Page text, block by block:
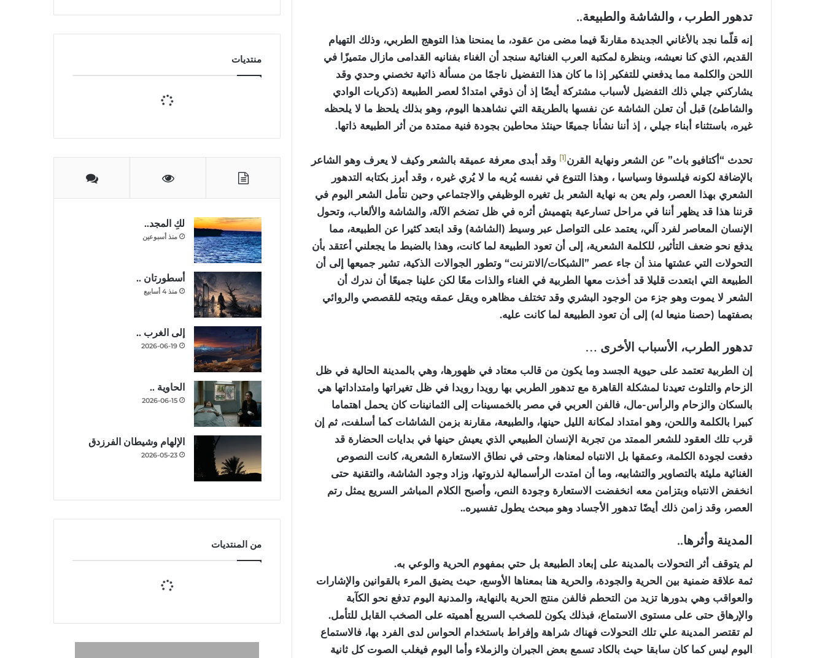
تدهور الطرب ، والشاشة والطبيعة..
إنه قلّما نجد بالأغاني الجديدة مقارنةً فيما مضى من عقود، ما يمنحنا هذا التوهج الطربي، وذلك التهيام
القديم، الذي كنا نعيشه، وبنظرة لمكتبة العرب الغنائية سنجد أن الغناء بفنانيه القدامى مازال متميزًا في
اللحن والكلمة مما يدفعني للتفكير إذا ما كان هذا التفضيل ناجمًا من مسألة ذاتية تخصني وحدي وقد
يشاركني جيلي ذلك التفضيل لأسباب مشتركة أيضًا إذ أن ذوقي امتدادٌ لعصر الطبيعة (ذكريات الوادي
والشاطئ) قبل أن تعلن الشاشة عن نفسها بالطريقة التي نشاهدها اليوم، وهو بذلك يلحظ ما لا يلحظه
غيره، باستثناء أبناء جيلي ، إذ أننا نشأنا جميعًا حينئذ محاطين بجودة فنية ممتدة من أثر الطبيعة ذاتها.
تحدث “أكتافيو باث” عن الشعر ونهاية القرن 1 وقد أبدى معرفة عميقة بالشعر وكيف لا يعرف وهو الشاعر
بالإضافة لكونه فيلسوفا وسياسيا ، وهذا التنوع في نفسه يُريه ما لا يُري غيره ، وقد أبرز بكتابه التدهور
الشعري بهذا العصر، ولم يعن به نهاية الشعر بل تغيره الوظيفي والاجتماعي وحين نتأمل الشعر اليوم في
قرننا هذا قد يظهر أننا في مراحل تسارعية بتهميش أثره في ظل تضخم الآلة، والشاشة والألعاب، وتحول
الإنسان المعاصر لفرد آلي، يعتمد على التواصل عبر وسيط (الشاشة) وقد ابتعد كثيرا عن الطبيعة، مما
يدفع نحو ضعف التأثير، للكلمة الشعرية، إلى أن تعود الطبيعة لما كانت، وهذا بالضبط ما يجعلني أعتقد بأن
التحولات التي عشتها منذ أن جاء عصر ”الشبكات/الانترنت“ وتطور الجوالات الذكية، تشير جميعها إلى أن
الطبيعة التي ابتعدت قليلا قد أخذت معها الطربية في الغناء والذات معًا لكن علينا جميعًا أن ندرك أن
الشعر لا يموت وهو جزء من الوجود البشري وقد تختلف مظاهره ويقل عمقه ويتجه للقصصي والروائي
بصفتهما (حصنا منيعا له) إلى أن تعود الطبيعة لما كانت عليه.
تدهور الطرب، الأسباب الأخرى …
إن الطربية تعتمد على حيوية الجسد وما يكون من قالب معتاد في ظهورها، وهي بالمدينة الحالية في ظل
الزحام والتلوث تعيدنا لمشكلة القاهرة مع تدهور الطربي بها رويدا رويدا في ظل تغيراتها وامتداداتها هي
بالسكان والزحام والرأس-مال، فالفن العربي في مصر بالخمسينات إلى الثمانينات كان يحمل اهتماما
كبيرا بالكلمة واللحن، وهو امتداد لمكانة الليل حينها، والطبيعة، مقارنة بزمن الشاشات كما أسلفت، ثم إن
قرب تلك العقود للشعر الممتد من تجربة الإنسان الطبيعي الذي يعيش حينها في بدايات الحضارة قد
دفعت لجودة الكلمة، وعمقها بل الانتباه لمعناها، وحتى في نطاق الاستعارة الشعرية، كانت النصوص
الغنائية مليئة بالتصاوير والتشابيه، وما أن امتدت الرأسمالية لذروتها، وزاد وجود الشاشة، والتقنية حتى
انخفض الانتباه وبتزامن معه انخفضت الاستعارة وجودة النص، وأصبح الكلام المباشر السريع يمثل رتم
العصر، وقد زامن ذلك أيضًا تدهور الأجساد وهو مبحث يطول تفسيره..
المدينة وأثرها..
لم يتوقف أثر التحولات بالمدينة على إبعاد الطبيعة بل حتي بمفهوم الحرية والوعي به.
ثمة علاقة ضمنية بين الحرية والجودة، والحرية هنا بمعناها الأوسع، حيث يضيق المرء بالقوانين والإشارات
والعواقب وهي بدورها تزيد من التحطم فالفن منتج الحرية بالنهاية، والمدنية اليوم تدفع نحو الكآبة
والإرهاق حتى على مستوى الاستماع، فبذلك يكون للصخب السريع أهميته على الصخب القابل للتأمل.
لم تقتصر المدينة علي تلك التحولات فهناك شراهة وإفراط باستخدام الحواس لدى الفرد بها، فالاستماع
اليوم ليس كما كان سابقا حيث بالكاد تسمع بعض الجيران والزملاء وأما اليوم فيغلب الصوت كل ثانية
منتديات
لكِ المجد..
منذ أسبوعين
أسطورتان ..
منذ 4 أسابيع
إلى الغرب ..
2026-06-19
الحاوية ..
2026-06-15
الإلهام وشيطان الفرزدق
2026-05-23
من المنتديات